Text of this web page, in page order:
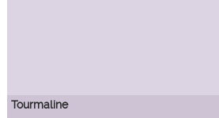
Tourmaline